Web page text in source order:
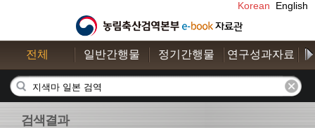
Korean English
전체 일반간행물 정기간행물 연구성과자료
검색결과